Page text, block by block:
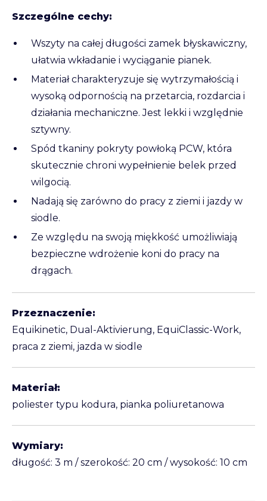
Szczególne cechy:
Wszyty na całej długości zamek błyskawiczny,
ułatwia wkładanie i wyciąganie pianek.
Materiał charakteryzuje się wytrzymałością i
wysoką odpornością na przetarcia, rozdarcia i
działania mechaniczne. Jest lekki i względnie
sztywny.
Spód tkaniny pokryty powłoką PCW, która
skutecznie chroni wypełnienie belek przed
wilgocią.
Nadają się zarówno do pracy z ziemi i jazdy w
siodle.
Ze względu na swoją miękkość umożliwiają
bezpieczne wdrożenie koni do pracy na
drągach.
Przeznaczenie:
Equikinetic, Dual-Aktivierung, EquiClassic-Work,
praca z ziemi, jazda w siodle
Materiał:
poliester typu kodura, pianka poliuretanowa
Wymiary:
długość: 3 m / szerokość: 20 cm / wysokość: 10 cm